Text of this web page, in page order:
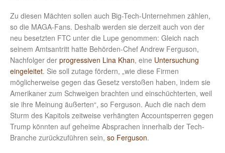
Zu diesen Mächten sollen auch Big-Tech-Unternehmen zählen,
so die MAGA-Fans. Deshalb werden sie derzeit auch von der
neu besetzten FTC unter die Lupe genommen: Gleich nach
seinem Amtsantritt hatte Behörden-Chef Andrew Ferguson,
Nachfolger der progressiven Lina Khan, eine Untersuchung
eingeleitet. Sie soll zutage fördern, „wie diese Firmen
möglicherweise gegen das Gesetz verstoßen haben, indem sie
Amerikaner zum Schweigen brachten und einschüchterten, weil
sie ihre Meinung äußerten“, so Ferguson. Auch die nach dem
Sturm des Kapitols zeitweise verhängten Accountsperren gegen
Trump könnten auf geheime Absprachen innerhalb der Tech-
Branche zurückzuführen sein, so Ferguson.